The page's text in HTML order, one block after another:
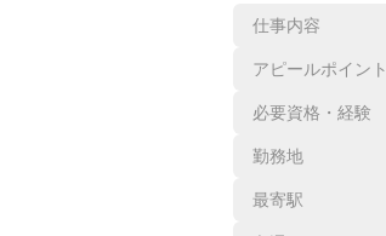
仕事内容
アピールポイント
必要資格・経験
勤務地
最寄駅